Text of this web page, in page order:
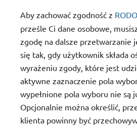
Aby zachować zgodność z RODO
prześle Ci dane osobowe,
zgodę na dalsze przetwarzanie
się tak, gdy użytkownik składa
wyrażeniu zgody, które jest
aktywne zaznaczenie pola
wypełnione pola wyboru nie są
Opcjonalnie można określić,
klienta powinny być